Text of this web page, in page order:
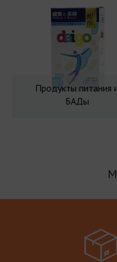
Продукты питания
БАДы